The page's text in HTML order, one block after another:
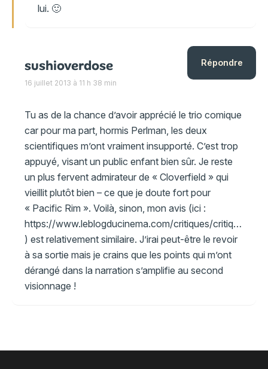
lui. 🙂
sushioverdose
16 juillet 2013 à 11 h 38 min
Tu as de la chance d’avoir apprécié le trio comique
car pour ma part, hormis Perlman, les deux
scientifiques m’ont vraiment insupporté. C’est trop
appuyé, visant un public enfant bien sûr. Je reste
un plus fervent admirateur de « Cloverfield » qui
vieillit plutôt bien – ce que je doute fort pour
« Pacific Rim ». Voilà, sinon, mon avis (ici :
https://www.leblogducinema.com/critiques/critique-action/pacific-rim/
) est relativement similaire. J’irai peut-être le revoir
à sa sortie mais je crains que les points qui m’ont
dérangé dans la narration s’amplifie au second
visionnage !
Répondre